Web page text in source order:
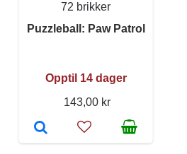
72 brikker
Puzzleball: Paw Patrol
Opptil 14 dager
143,00 kr